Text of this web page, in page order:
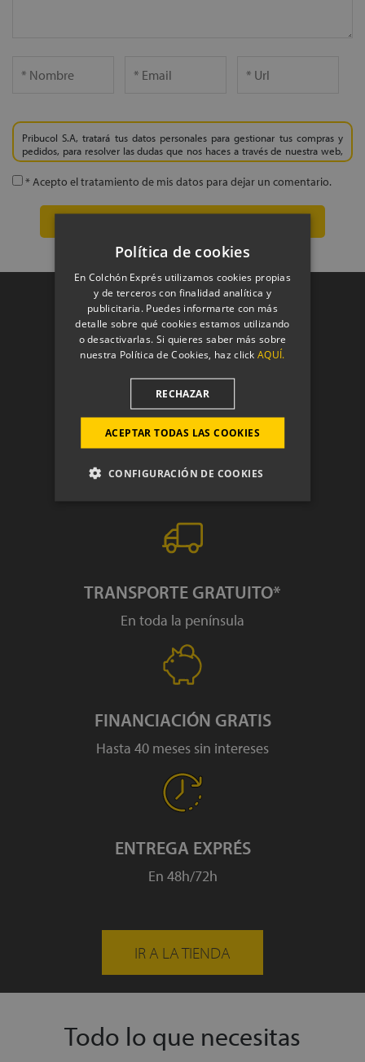
Pribucol S.A, tratará tus datos personales para gestionar tus compras y
pedidos, para resolver las dudas que nos haces a través de nuestra web,
blog, a través del teléfono o de alguno de nuestros formularios digitales
o en papel, para gestionar las opiniones que nos das y por supuesto, para
ofrecerte siempre el mejor servicio de atención que tú como cliente te
mereces, así como para enviarte una vez finalice el proceso de compra
una encuesta de satisfacción donde podrás valorar el servicio y el
Estos datos sólo se cederán a nuestras empresas logísticas, financieras
comunicaciones comerciales, tan sólo si nos das tu consentimiento y
siempre con el fin de mejorar la experiencia y servicio de tus compras.
Nunca cederemos la información personal de nuestros clientes a
terceros ajenos a Colchón Exprés, salvo por obligación legal. Siempre
tendrás derecho a acceder, rectificar, suprimir, limitar el tratamiento de
tus datos personales o solicitar su portabilidad.
https://www.colchonexpres.com/politica-privacidad/
* Acepto el tratamiento de mis datos para dejar un comentario.
Ventajas de comprar en
Colchón Exprés
PRUÉBALO
TRANSPORTE GRATUITO*
En toda la península
FINANCIACIÓN GRATIS
Hasta 40 meses sin intereses
ENTREGA EXPRÉS
En 48h/72h
IR A LA TIENDA
Todo lo que necesitas
Política de cookies
En Colchón Exprés utilizamos cookies propias
y de terceros con finalidad analítica y
publicitaria. Puedes informarte con más
detalle sobre qué cookies estamos utilizando
o desactivarlas. Si quieres saber más sobre
nuestra Política de Cookies, haz clickAQUÍ.
ACEPTAR TODAS LAS COOKIES
RECHAZAR
CONFIGURACIÓN DE COOKIES